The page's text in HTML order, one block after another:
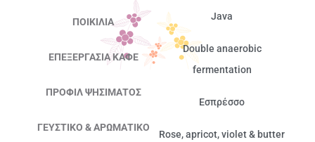
ΠΟΙΚΙΛΊΑ
ΕΠΕΞΕΡΓΑΣΊΑ ΚΑΦΈ
ΠΡΟΦΊΛ ΨΗΣΊΜΑΤΟΣ
ΓΕΥΣΤΙΚΌ & ΑΡΩΜΑΤΙΚΌ
Java
Double anaerobic
fermentation
Εσπρέσσο
Rose, apricot, violet & butter